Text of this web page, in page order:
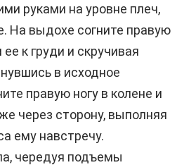
руками на уровне плеч,
На выдохе согните правую
к груди и скручивая
в исходное
правую ногу в колене и
через сторону, выполняя
ему навстречу.
чередуя подъемы